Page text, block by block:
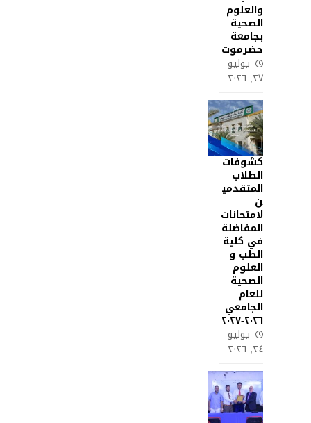
والعلوم
الصحية
بجامعة
حضرموت
يوليو
٢٧, ٢٠٢٦
كشوفات
الطلاب
المتقدمي
ن
لامتحانات
المفاضلة
في كلية
الطب و
العلوم
الصحية
للعام
الجامعي
٢٠٢٦-٢٠٢٧
يوليو
٢٤, ٢٠٢٦